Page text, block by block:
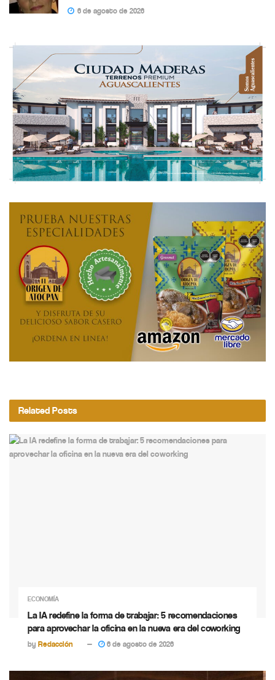
6 de agosto de 2026
Related Posts
ECONOMÍA
La IA redefine la forma de trabajar: 5 recomendaciones
para aprovechar la oficina en la nueva era del coworking
by Redacción 6 de agosto de 2026